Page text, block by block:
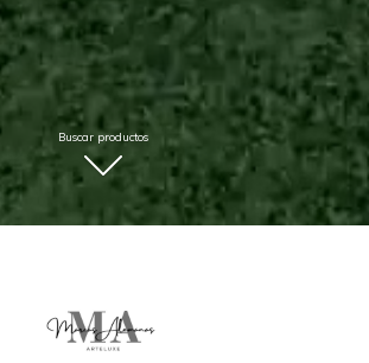
Buscar productos